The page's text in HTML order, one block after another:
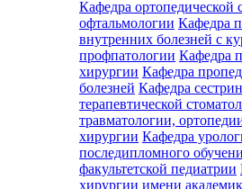
Кафедра ортопедической
офтальмологии Кафедра
внутренних болезней с
профпатологии Кафедра
хирургии Кафедра
болезней Кафедра
терапевтической
травматологии,
хирургии Кафедра
последипломного
факультетской педиатрии
хирургии имени